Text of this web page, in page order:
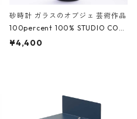
砂時計 ガラスのオブジェ 芸術作品
100percent 100% STUDIO COH
AKU Timeless 100パーセント ス
¥4,400